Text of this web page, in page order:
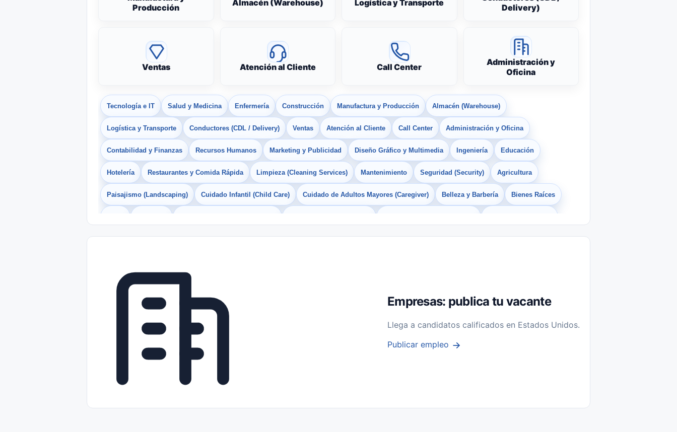
Producción
Almacén (Warehouse) Logística y Transporte
Delivery)
Ventas Atención al Cliente Call Center
Administración y
Oficina
Tecnología e IT Salud y Medicina Enfermería Construcción Manufactura y Producción Almacén (Warehouse)
Logística y Transporte Conductores (CDL / Delivery) Ventas Atención al Cliente Call Center Administración y Oficina
Contabilidad y Finanzas Recursos Humanos Marketing y Publicidad Diseño Gráfico y Multimedia Ingeniería Educación
Hotelería Restaurantes y Comida Rápida Limpieza (Cleaning Services) Mantenimiento Seguridad (Security) Agricultura
Paisajismo (Landscaping) Cuidado Infantil (Child Care) Cuidado de Adultos Mayores (Caregiver) Belleza y Barbería Bienes Raíces
Freelance Prácticas (Internships) Empleos para Estudiantes Empleos Bilingües (English/Spanish) Sin Experiencia
Telecomunicaciones
Empresas: publica tu vacante
Llega a candidatos calificados en Estados Unidos.
Publicar empleo